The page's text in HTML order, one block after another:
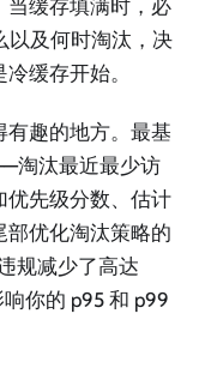
当缓存填满时，必
以及何时淘汰，决
缓存开始。
有趣的地方。最基
淘汰最近最少访
优先级分数、估计
部优化淘汰策略的
规减少了高达
你的 p95 和 p99